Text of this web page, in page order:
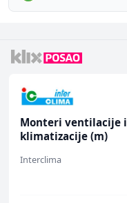
Monteri ventilacije i
klimatizacije (m)
Interclima